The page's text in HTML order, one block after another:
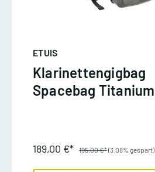
ETUIS
Klarinettengigbag
Spacebag Titanium
189,00 €* 195,00 €*(3.08% gespart)